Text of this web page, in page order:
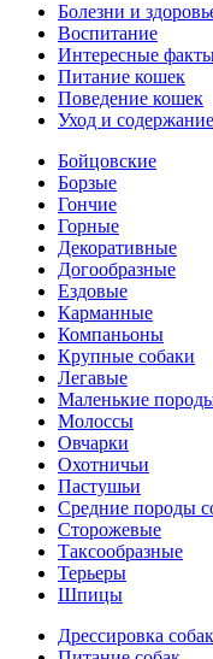
Болезни и
Воспитание
Интересные
Питание кошек
Поведение кошек
Уход и содержание
Бойцовские
Борзые
Гончие
Горные
Декоративные
Догообразные
Ездовые
Карманные
Компаньоны
Крупные собаки
Легавые
Маленькие
Молоссы
Овчарки
Охотничьи
Пастушьи
Средние породы
Сторожевые
Таксообразные
Терьеры
Шпицы
Дрессировка собак